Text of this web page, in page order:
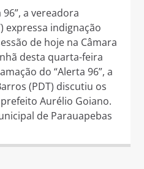
a vereadora
expressa indignação
de hoje na Câmara
desta quarta-feira
do “Alerta 96”, a
(PDT) discutiu os
Aurélio Goiano.
de Parauapebas